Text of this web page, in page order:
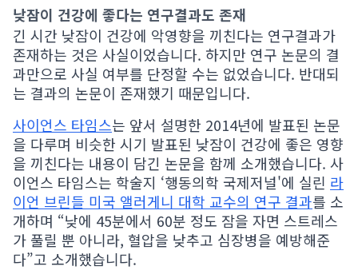
낮잠이 건강에 좋다는 연구결과도 존재
긴 시간 낮잠이 건강에 악영향을 끼친다는 연구결과가
존재하는 것은 사실이었습니다. 하지만 연구 논문의 결
과만으로 사실 여부를 단정할 수는 없었습니다. 반대되
는 결과의 논문이 존재했기 때문입니다.
사이언스 타임스는 앞서 설명한 2014년에 발표된 논문
을 다루며 비슷한 시기 발표된 낮잠이 건강에 좋은 영향
을 끼친다는 내용이 담긴 논문을 함께 소개했습니다. 사
이언스 타임스는 학술지 ‘행동의학 국제저널'에 실린 라
이언 브린들 미국 앨러게니 대학 교수의 연구 결과를 소
개하며 “낮에 45분에서 60분 정도 잠을 자면 스트레스
가 풀릴 뿐 아니라, 혈압을 낮추고 심장병을 예방해준
다”고 소개했습니다.